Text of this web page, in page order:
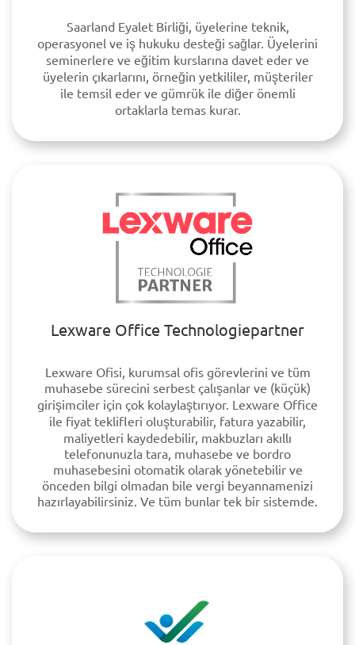
Saarland Eyalet Birliği, üyelerine teknik,
operasyonel ve iş hukuku desteği sağlar. Üyelerini
seminerlere ve eğitim kurslarına davet eder ve
üyelerin çıkarlarını, örneğin yetkililer, müşteriler
ile temsil eder ve gümrük ile diğer önemli
ortaklarla temas kurar.
Lexware Office Technologiepartner
Lexware Ofisi, kurumsal ofis görevlerini ve tüm
muhasebe sürecini serbest çalışanlar ve (küçük)
girişimciler için çok kolaylaştırıyor. Lexware Office
ile fiyat teklifleri oluşturabilir, fatura yazabilir,
maliyetleri kaydedebilir, makbuzları akıllı
telefonunuzla tara, muhasebe ve bordro
muhasebesini otomatik olarak yönetebilir ve
önceden bilgi olmadan bile vergi beyannamenizi
hazırlayabilirsiniz. Ve tüm bunlar tek bir sistemde.